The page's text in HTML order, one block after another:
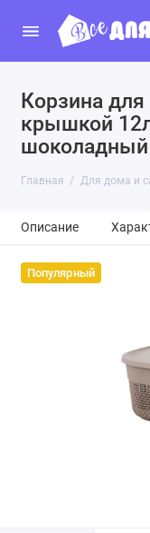
Корзина
крышкой
Главная Для дома и
Описание
Популярный